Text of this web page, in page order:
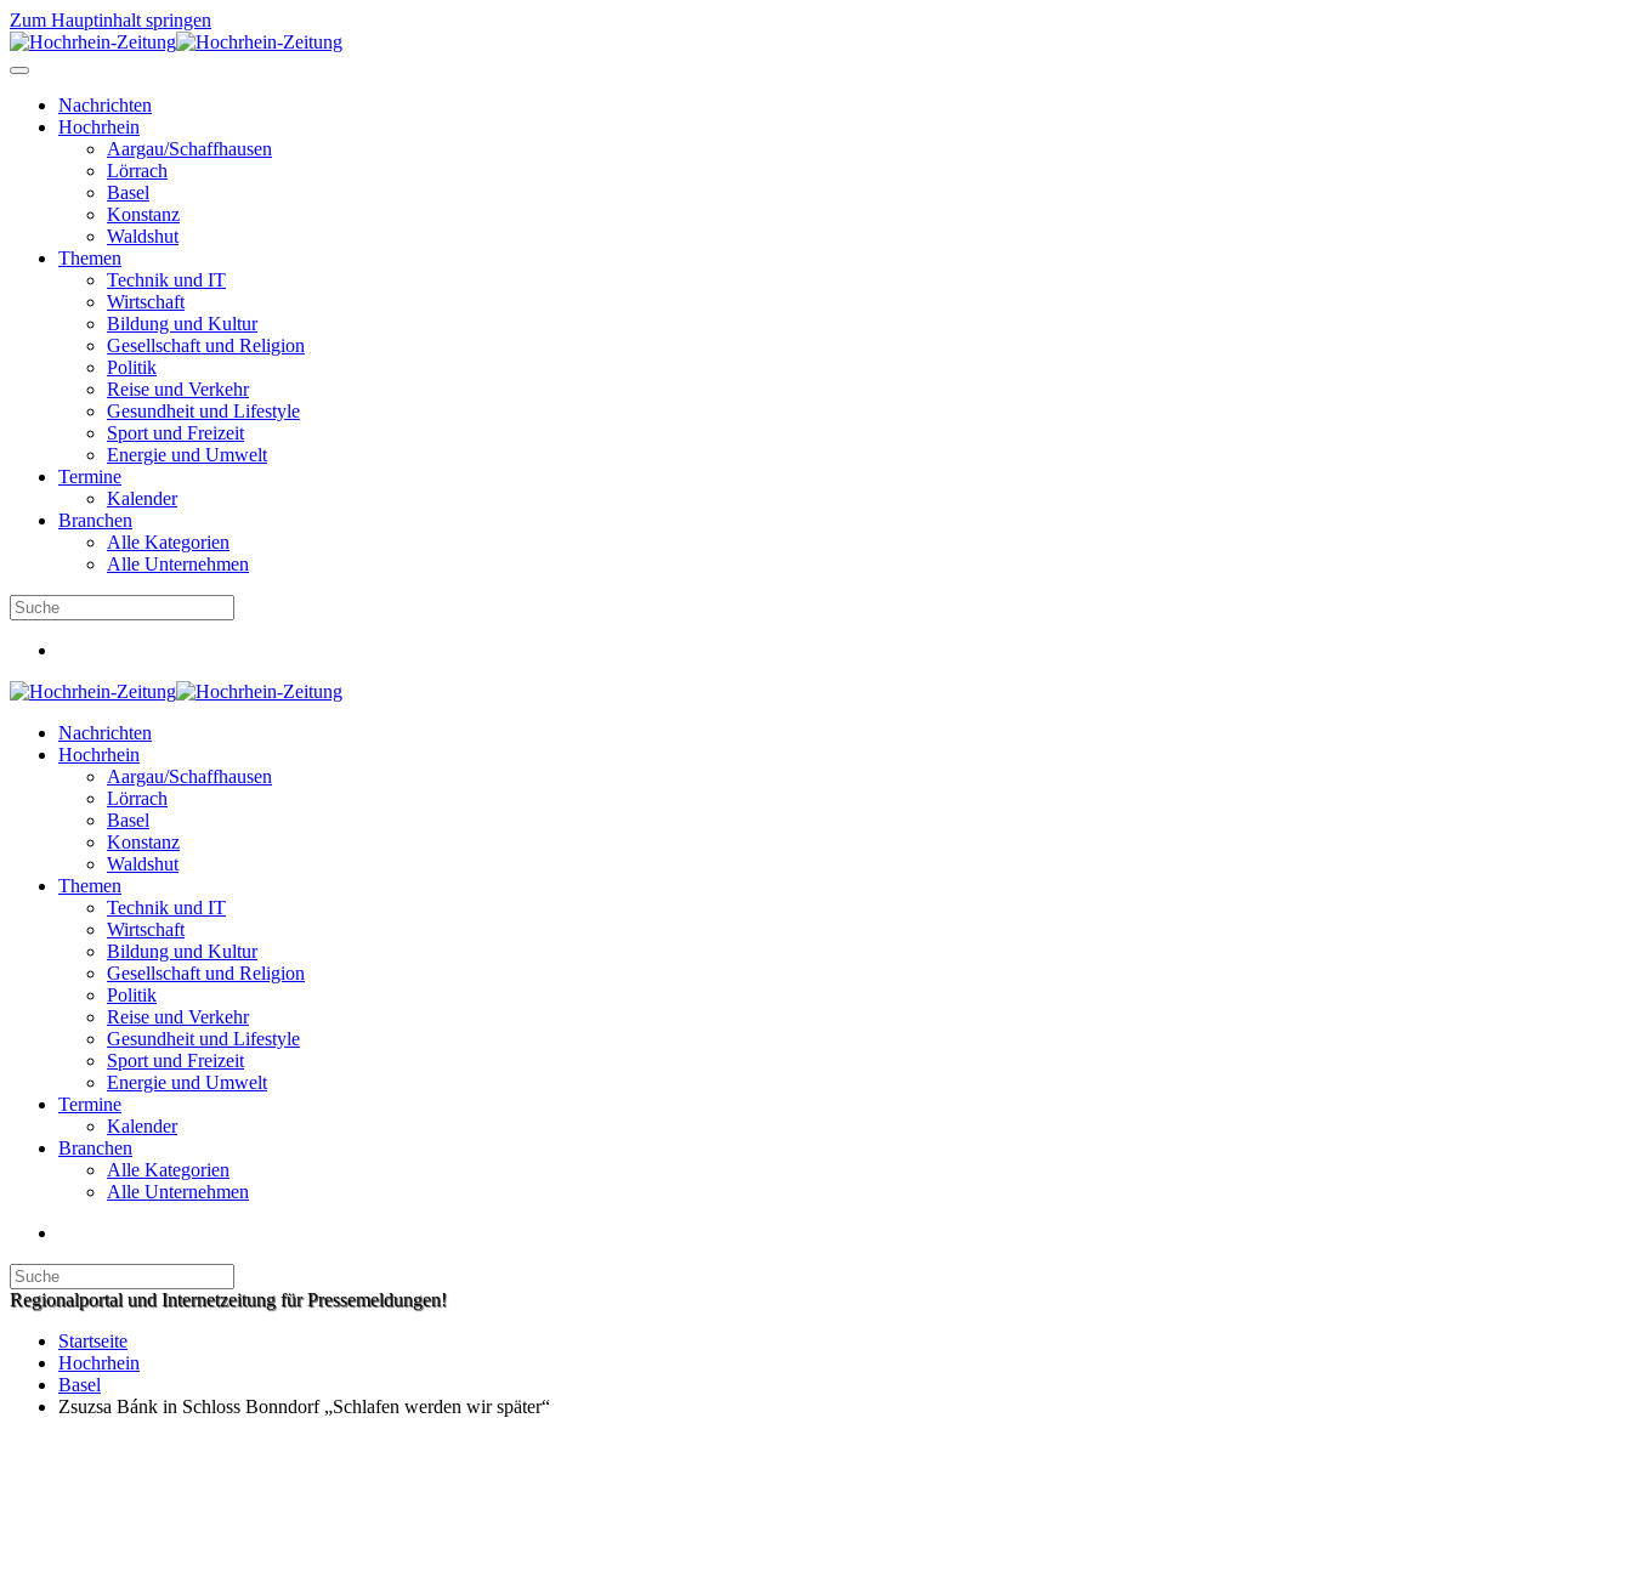
Zum Hauptinhalt springen
Nachrichten
Hochrhein
Aargau/Schaffhausen
Lörrach
Basel
Konstanz
Waldshut
Themen
Technik und IT
Wirtschaft
Bildung und Kultur
Gesellschaft und Religion
Politik
Reise und Verkehr
Gesundheit und Lifestyle
Sport und Freizeit
Energie und Umwelt
Termine
Kalender
Branchen
Alle Kategorien
Alle Unternehmen
Nachrichten
Hochrhein
Aargau/Schaffhausen
Lörrach
Basel
Konstanz
Waldshut
Themen
Technik und IT
Wirtschaft
Bildung und Kultur
Gesellschaft und Religion
Politik
Reise und Verkehr
Gesundheit und Lifestyle
Sport und Freizeit
Energie und Umwelt
Termine
Kalender
Branchen
Alle Kategorien
Alle Unternehmen
Regionalportal und Internetzeitung für Pressemeldungen!
Startseite
Hochrhein
Basel
Zsuzsa Bánk in Schloss Bonndorf „Schlafen werden wir später“